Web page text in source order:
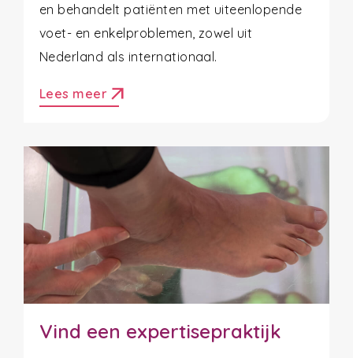
en behandelt patiënten met uiteenlopende
voet- en enkelproblemen, zowel uit
Nederland als internationaal.
Lees meer arrow_outward
Vind een expertisepraktijk